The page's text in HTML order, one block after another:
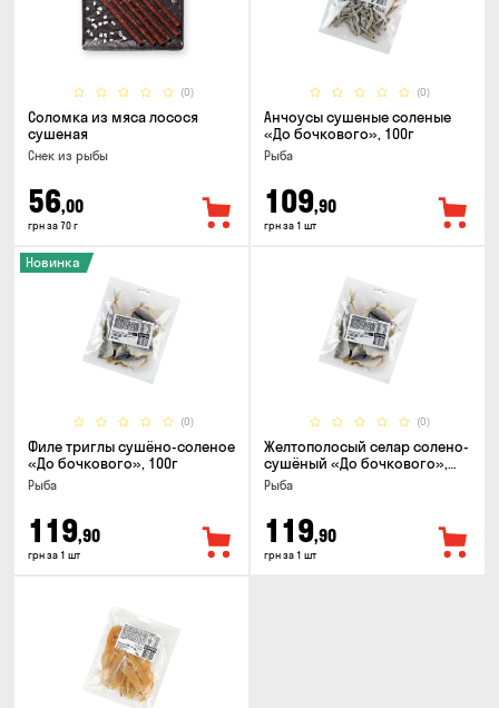
(0)
Соломка из мяса лосося
сушеная
Снек из рыбы
56,00
грн за 70 г
(0)
Анчоусы сушеные соленые
«До бочкового», 100г
Рыба
109,90
грн за 1 шт
(0)
Новинка
Филе триглы сушёно-соленое
«До бочкового», 100г
Рыба
119,90
грн за 1 шт
(0)
Желтополосый селар солено-
сушёный «До бочкового»,
100г
Рыба
119,90
грн за 1 шт